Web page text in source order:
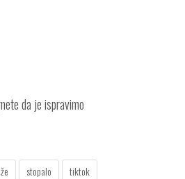
da je ispravimo
stopalo tiktok